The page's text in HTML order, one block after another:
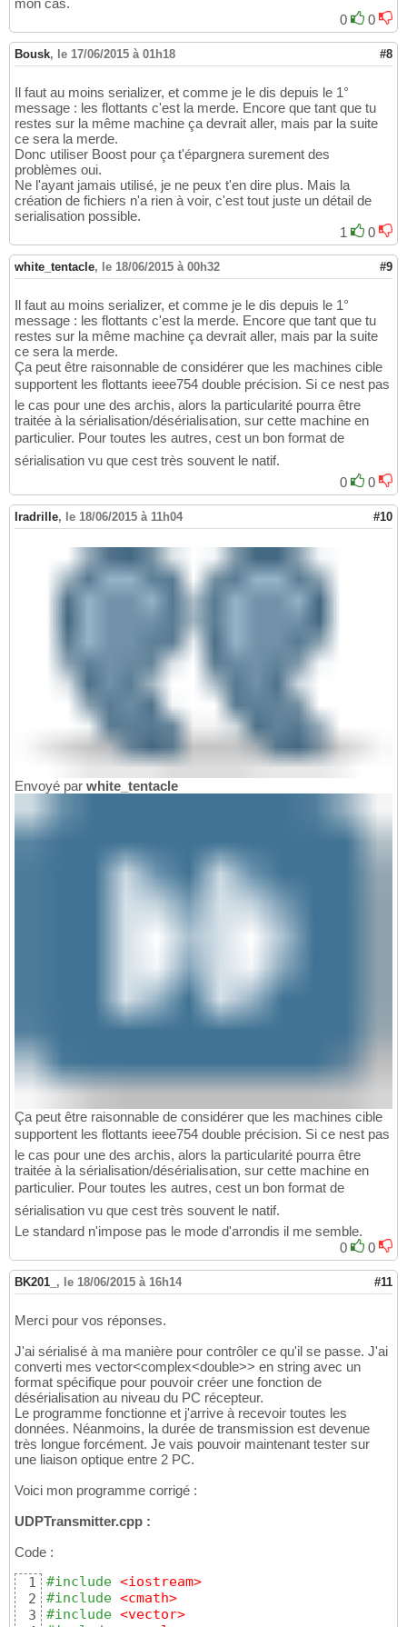
0
0
Bousk, le 17/06/2015 à 01h18 #8
Il faut au moins serializer, et comme je le dis depuis le 1°
message : les flottants c'est la merde. Encore que tant que tu
restes sur la même machine ça devrait aller, mais par la suite
ce sera la merde.
Donc utiliser Boost pour ça t'épargnera surement des
problèmes oui.
Ne l'ayant jamais utilisé, je ne peux t'en dire plus. Mais la
création de fichiers n'a rien à voir, c'est tout juste un détail de
serialisation possible.
1
0
white_tentacle, le 18/06/2015 à 00h32 #9
Il faut au moins serializer, et comme je le dis depuis le 1°
message : les flottants c'est la merde. Encore que tant que tu
restes sur la même machine ça devrait aller, mais par la suite
ce sera la merde.
Ça peut être raisonnable de considérer que les machines cible
supportent les flottants ieee754 double précision. Si ce nest pas
le cas pour une des archis, alors la particularité pourra être
traitée à la sérialisation/désérialisation, sur cette machine en
particulier. Pour toutes les autres, cest un bon format de
sérialisation vu que cest très souvent le natif.
0
0
Iradrille, le 18/06/2015 à 11h04 #10
Envoyé par white_tentacle
Ça peut être raisonnable de considérer que les machines cible
supportent les flottants ieee754 double précision. Si ce nest pas
le cas pour une des archis, alors la particularité pourra être
traitée à la sérialisation/désérialisation, sur cette machine en
particulier. Pour toutes les autres, cest un bon format de
sérialisation vu que cest très souvent le natif.
Le standard n'impose pas le mode d'arrondis il me semble.
0
0
BK201_ , le 18/06/2015 à 16h14 #11
Merci pour vos réponses.
J'ai sérialisé à ma manière pour contrôler ce qu'il se passe. J'ai
converti mes vector<complex<double>> en string avec un
format spécifique pour pouvoir créer une fonction de
désérialisation au niveau du PC récepteur.
Le programme fonctionne et j'arrive à recevoir toutes les
données. Néanmoins, la durée de transmission est devenue
très longue forcément. Je vais pouvoir maintenant tester sur
une liaison optique entre 2 PC.
Voici mon programme corrigé :
UDPTransmitter.cpp :
Code :
1
2
3
#include <iostream>
#include <cmath>
#include <vector>